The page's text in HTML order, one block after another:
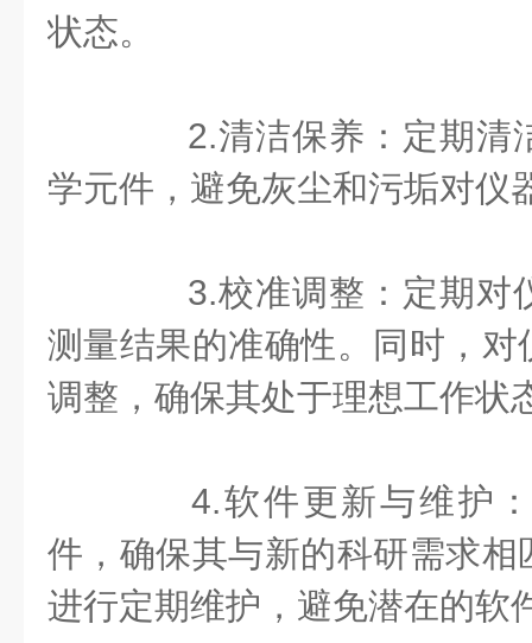
状态。
2.清洁保养：定期清
学元件，避免灰尘和污垢对仪
3.校准调整：定期对
测量结果的准确性。同时，
调整，确保其处于理想工作状
4.软件更新与维护：
件，确保其与新的科研需求
进行定期维护，避免潜在的软